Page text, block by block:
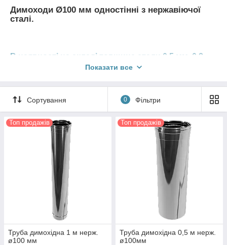
Димоходи Ø100 мм одностінні з нержавіючої
сталі.
В наявності на складі товщина стали 0,5 мм, 0.8
відповідна товщина елементів димоходу.
Вибрати необхідну товщину металу кожного елемента Ви
можете безпосередньо в картці товару.
Показати все
Сортування 0 Фільтри
Топ продажів
Труба димохідна 1 м нерж.
ø100 мм
Топ продажів
Труба димохідна 0,5 м нерж.
ø100мм